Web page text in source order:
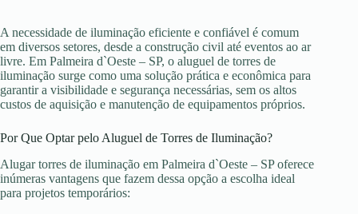
A necessidade de iluminação eficiente e confiável é comum
em diversos setores, desde a construção civil até eventos ao ar
livre. Em Palmeira d`Oeste – SP, o aluguel de torres de
iluminação surge como uma solução prática e econômica para
garantir a visibilidade e segurança necessárias, sem os altos
custos de aquisição e manutenção de equipamentos próprios.
Por Que Optar pelo Aluguel de Torres de Iluminação?
Alugar torres de iluminação em Palmeira d`Oeste – SP oferece
inúmeras vantagens que fazem dessa opção a escolha ideal
para projetos temporários: